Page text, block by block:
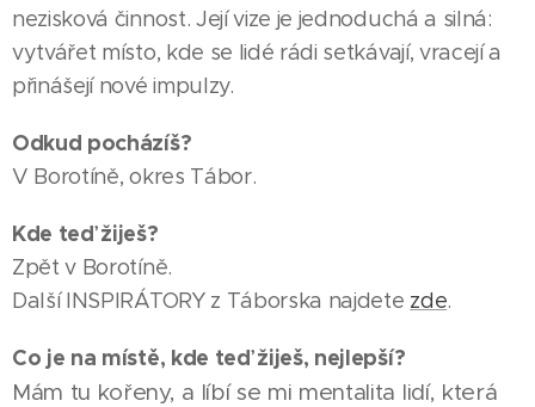
nezisková činnost. Její vize je jednoduchá a silná:
vytvářet místo, kde se lidé rádi setkávají, vracejí a
přinášejí nové impulzy.
Odkud pocházíš?
V Borotíně, okres Tábor.
Kde teď žiješ?
Zpět v Borotíně.
Další INSPIRÁTORY z Táborska najdete zde.
Co je na místě, kde teď žiješ, nejlepší?
Mám tu kořeny, a líbí se mi mentalita lidí, která